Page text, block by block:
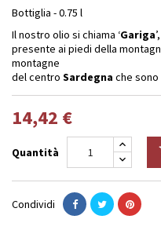
Bottiglia - 0.75 l
Il nostro olio si chiama ‘Gariga
presente ai piedi della
montagne
del centro Sardegna che
14,42 €
Quantità
Condividi